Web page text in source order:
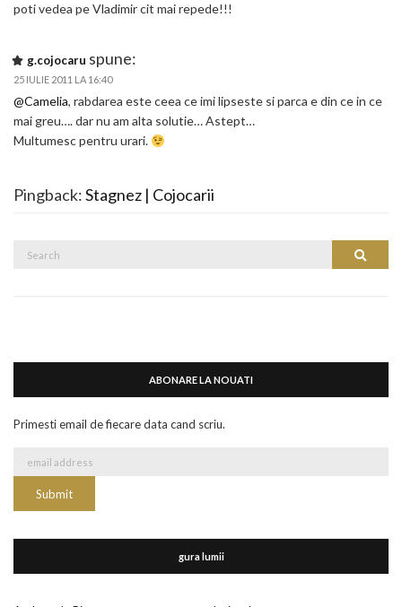
poti vedea pe Vladimir cit mai repede!!!
g.cojocaru spune:
25 IULIE 2011 LA 16:40
@Camelia, rabdarea este ceea ce imi lipseste si parca e din ce in ce
mai greu…. dar nu am alta solutie… Astept…
Multumesc pentru urari.
Pingback:Stagnez | Cojocarii
Search
Search
ABONARE LA NOUATI
Primesti email de fiecare data cand scriu.
gura lumii